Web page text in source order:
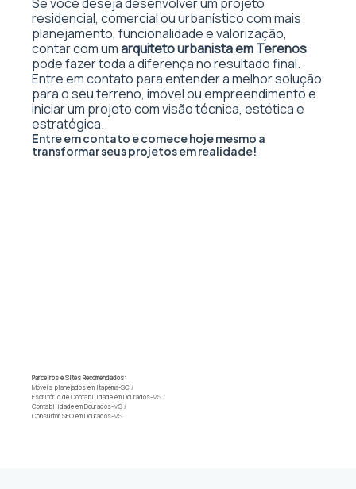
residencial, comercial ou urbanístico com mais
planejamento, funcionalidade e valorização,
contar com umarquiteto urbanista em Terenos
pode fazer toda a diferença no resultado final.
Entre em contato para entender a melhor solução
para o seu terreno, imóvel ou empreendimento e
iniciar um projeto com visão técnica, estética e
estratégica.
Entre em contato e comece hoje mesmo a
transformar seus projetos em realidade!
Parceiros e Sites Recomendados:
Móveis planejados em Itapema-SC /
Escritório de Contabilidade em Dourados-MS /
Contabilidade em Dourados-MS /
Consultor SEO em Dourados-MS